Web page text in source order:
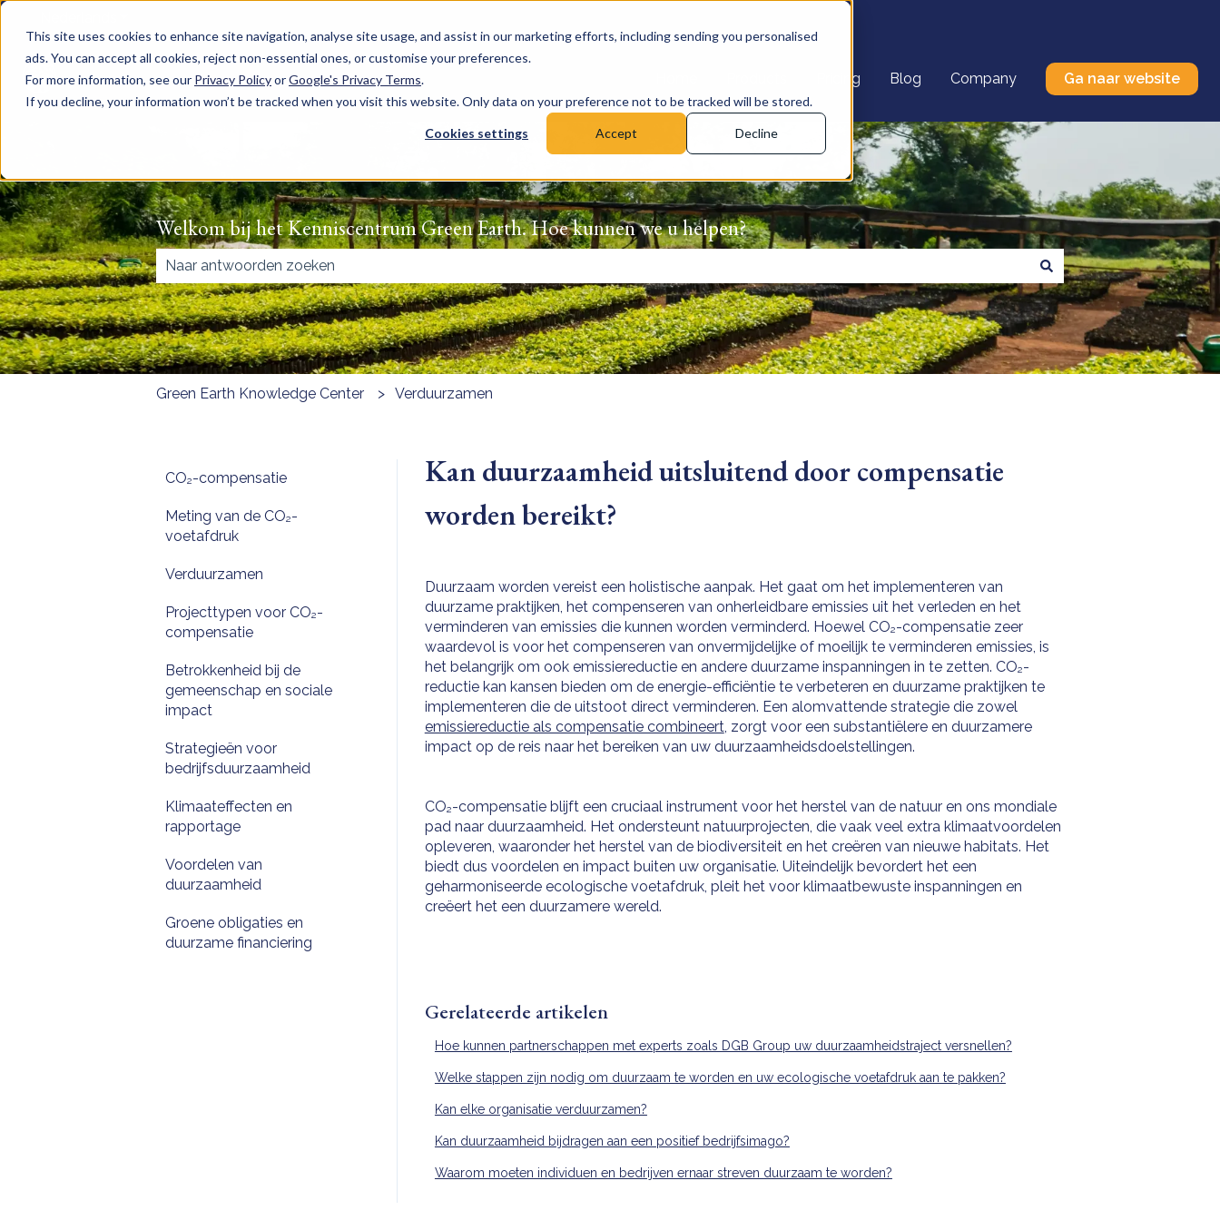
This site uses cookies to enhance site navigation, analyse site usage, and assist in our marketing efforts, including sending you personalised
ads. You can accept all cookies, reject non-essential ones, or customise your preferences.
For more information, see our Privacy PolicyorGoogle's Privacy Terms.
If you decline, your information won’t be tracked when you visit this website. Only data on your preference not to be tracked will be stored.
Cookies settings Accept Decline
Pricing Blog Company Ga naar website
Welkom bij het Kenniscentrum Green Earth. Hoe kunnen we u helpen?
Er zijn geen suggesties want het zoekveld is leeg.
Green Earth Knowledge Center Verduurzamen
Kan duurzaamheid uitsluitend door compensatie
worden bereikt?
Duurzaam worden vereist een holistische aanpak. Het gaat om het implementeren van
duurzame praktijken, het compenseren van onherleidbare emissies uit het verleden en het
verminderen van emissies die kunnen worden verminderd. Hoewel CO₂-compensatie zeer
waardevol is voor het compenseren van onvermijdelijke of moeilijk te verminderen emissies, is
het belangrijk om ook emissiereductie en andere duurzame inspanningen in te zetten. CO₂-
reductie kan kansen bieden om de energie-efficiëntie te verbeteren en duurzame praktijken te
implementeren die de uitstoot direct verminderen. Een alomvattende strategie die zowel
emissiereductie als compensatie combineert, zorgt voor een substantiëlere en duurzamere
impact op de reis naar het bereiken van uw duurzaamheidsdoelstellingen.
CO₂-compensatie blijft een cruciaal instrument voor het herstel van de natuur en ons mondiale
pad naar duurzaamheid. Het ondersteunt natuurprojecten, die vaak veel extra klimaatvoordelen
opleveren, waaronder het herstel van de biodiversiteit en het creëren van nieuwe habitats. Het
biedt dus voordelen en impact buiten uw organisatie. Uiteindelijk bevordert het een
geharmoniseerde ecologische voetafdruk, pleit het voor klimaatbewuste inspanningen en
creëert het een duurzamere wereld.
Gerelateerde artikelen
Hoe kunnen partnerschappen met experts zoals DGB Group uw duurzaamheidstraject versnellen?
Welke stappen zijn nodig om duurzaam te worden en uw ecologische voetafdruk aan te pakken?
Kan elke organisatie verduurzamen?
Kan duurzaamheid bijdragen aan een positief bedrijfsimago?
Waarom moeten individuen en bedrijven ernaar streven duurzaam te worden?
CO₂-compensatie
Meting van de CO₂-
voetafdruk
Verduurzamen
Projecttypen voor CO₂-
compensatie
Betrokkenheid bij de
gemeenschap en sociale
impact
Strategieën voor
bedrijfsduurzaamheid
Klimaateffecten en
rapportage
Voordelen van
duurzaamheid
Groene obligaties en
duurzame financiering